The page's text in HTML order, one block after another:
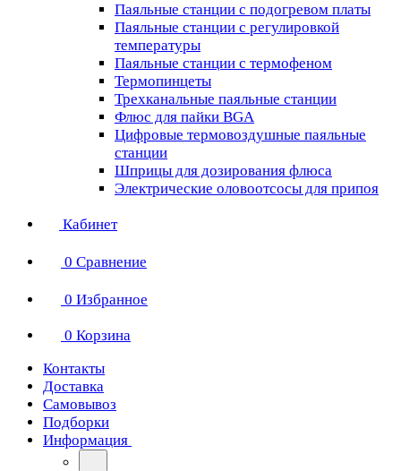
Паяльные станции с подогревом платы
Паяльные станции с регулировкой
температуры
Паяльные станции с термофеном
Термопинцеты
Трехканальные паяльные станции
Флюс для пайки BGA
Цифровые термовоздушные паяльные
станции
Шприцы для дозирования флюса
Электрические оловоотсосы для припоя
Кабинет
0 Сравнение
0 Избранное
0 Корзина
Контакты
Доставка
Самовывоз
Подборки
Информация